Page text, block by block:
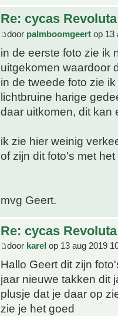
Re: cycas Revoluta
door palmboomgeert op 13
in de eerste foto zie ik
uitgekomen waardoor
in de tweede foto zie
lichtbruine harige
daar uitkomen, dit kan
ik zie hier weinig
of zijn dit foto's met
mvg Geert.
Re: cycas Revoluta
door karel op 13 aug 2019
Hallo Geert dit zijn
jaar nieuwe takken dit
plusje dat je daar op
zie je het goed